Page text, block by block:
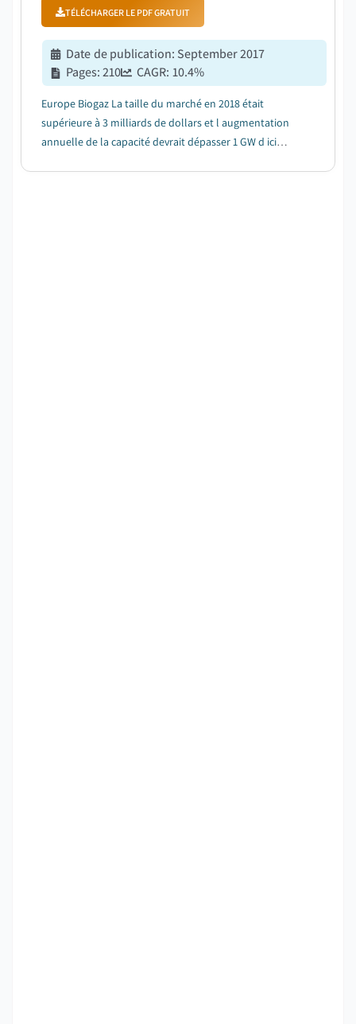
TÉLÉCHARGER LE PDF GRATUIT
Date de publication: September 2017
Pages:210 CAGR: 10.4%
Europe Biogaz La taille du marché en 2018 était
supérieure à 3 milliards de dollars et l augmentation
annuelle de la capacité devrait dépasser 1 GW d ici